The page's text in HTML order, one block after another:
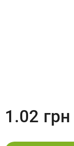
1.02 грн